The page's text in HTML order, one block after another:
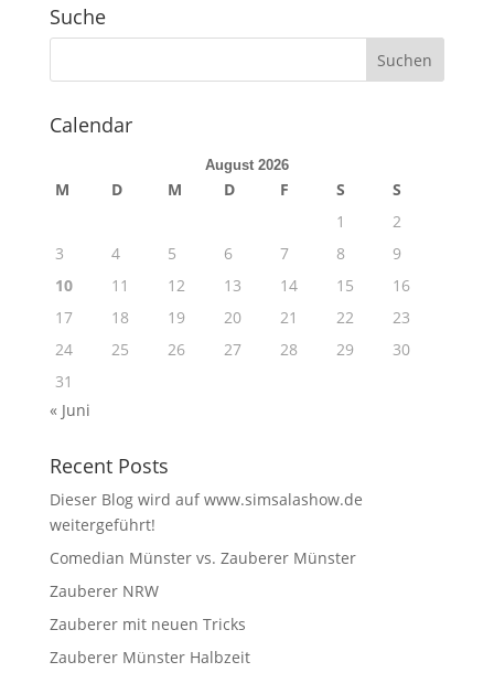
Suche
Calendar
August 2026
M D M D F S
S
1
2
3
4 5 6 7 8
9
10
11 12 13 14 15
16
17
18 19 20 21 22
23
24
25 26 27 28 29
30
31
« Juni
Recent Posts
Dieser Blog wird auf www.simsalashow.de
weitergeführt!
Comedian Münster vs. Zauberer Münster
Zauberer NRW
Zauberer mit neuen Tricks
Zauberer Münster Halbzeit